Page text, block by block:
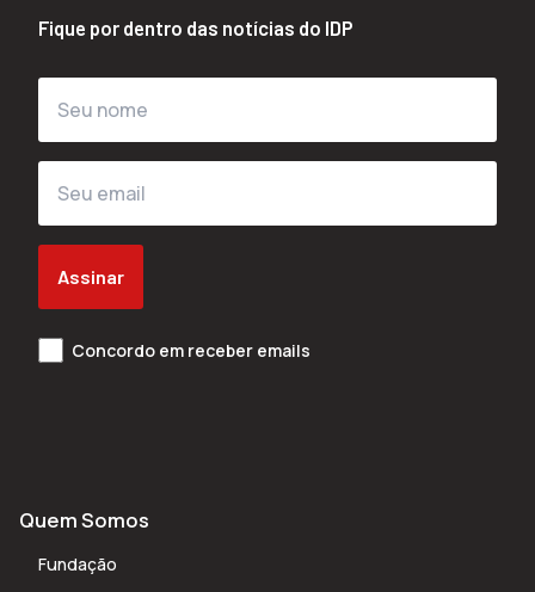
Fique por dentro das notícias do IDP
Assinar
Concordo em receber emails
Quem Somos
Fundação